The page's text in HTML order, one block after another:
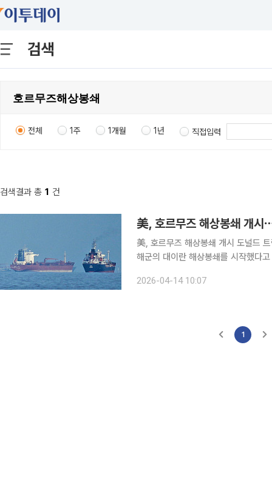
검색
전체 1주 1개월 1년 직접입력
검색결과 총 1 건
美, 호르무즈 해상봉쇄 개시 도널드 트럼프 미국 대통령이 미 동부시간 13일 오전 10시를 기해 미국
해군의 대이란 해상봉쇄를 시작했다
"다른 나라도 그렇게 할 것"이라며 "
2026-04-14 10:07
1